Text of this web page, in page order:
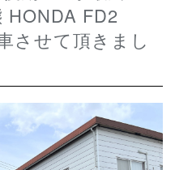
FD2
させて頂きまし